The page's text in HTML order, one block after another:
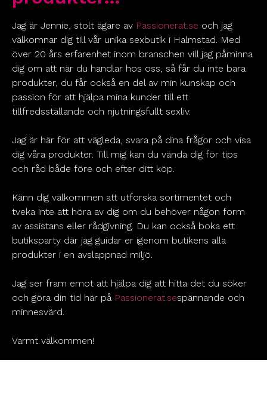
Jag är Jennie, stolt ägare av Passionerat.se och jag
välkomnar dig till vår unika sexbutik i Halmstad. Med
över 20 års erfarenhet inom branschen vill jag påminna
dig om att när du handlar hos oss, så får du inte bara
produkter, du får också en del av min kunskap och
passion för att hjälpa mina kunder till ett
tillfredsställande och njutningsfullt sexliv.
Jag är här för att vägleda, svara på dina frågor och visa
dig våra produkter. Till mig kan du vända dig för tips
och råd både före och efter ditt köp.
Känn dig välkommen att utforska sortimentet och
tveka inte att höra av dig om du behöver någon form
av assistans eller rådgivning. Du kan också boka ett
butiksparty där jag guidar er igenom butikens alla
produkter i en avslappnad miljö.
Jag ser fram emot att hjälpa dig att hitta det du söker
och göra din tid här på Passionerat.sespännande och
minnesvärd.
Varmt välkommen!